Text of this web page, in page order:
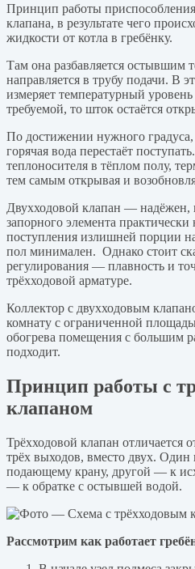
Принцип работы
клапана, в результате чего
жидкости от котла в гребёнку.
Там она разбавляется остывшим
направляется в трубу подачи. В
измеряет температурный
требуемой, то шток остаётся
По достижении нужного
горячая вода перестаёт
теплоносителя в тёплом полу,
тем самым открывая и
Двухходовой клапан — надёжен,
запорного элемента
поступления излишней порции
пол минимален. Однако стоит
регулирования — плавность и
трёхходовой арматуре.
Коллектор с двухходовым
комнату с ограниченной
обогрева помещения с большим
подходит.
Принцип работы с
клапаном
Трёхходовой клапан отличается
трёх выходов, вместо двух. Один
подающему крану, другой — к
— к обратке с остывшей водой.
Рассмотрим как работает